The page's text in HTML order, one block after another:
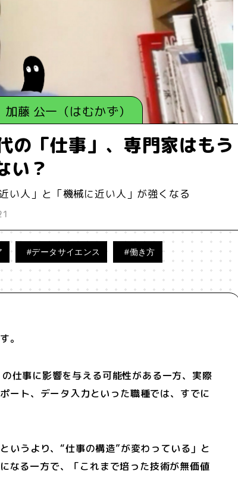
加藤 公一（はむかず）
の「仕事」、専門家はもう
い？
い人」と「機械に近い人」が強くなる
#データサイエンス #働き方
。
事に影響を与える可能性がある一方、実際
ート、データ入力といった職種では、すでに
いうより、“仕事の構造”が変わっている」と
なる一方で、「これまで培った技術が無価値